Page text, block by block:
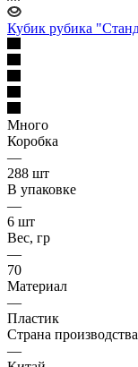
Кубик рубика
Много
Коробка
—
288 шт
В упаковке
—
6 шт
Вес, гр
—
70
Материал
—
Пластик
Страна производства
—